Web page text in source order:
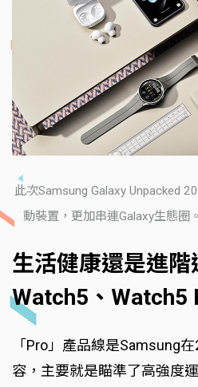
此次Samsung Galaxy Unpacked
動裝置，更加串連Galaxy生態圈
生活健康還是進
Watch5、Watch5
「Pro」產品線是Samsung
容，主要就是瞄準了高強度